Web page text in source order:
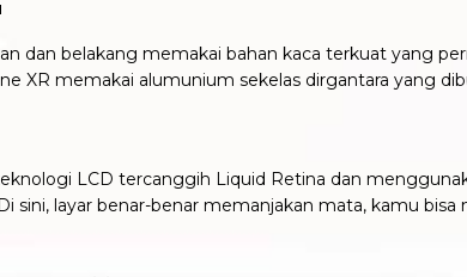
dan belakang memakai bahan kaca terkuat yang
XR memakai alumunium sekelas dirgantara yang
LCD tercanggih Liquid Retina dan
sini, layar benar-benar memanjakan mata, kamu